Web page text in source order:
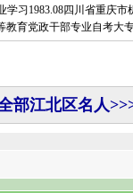
习1983.08四川省重庆
教育党政干部专业自考
部江北区名人